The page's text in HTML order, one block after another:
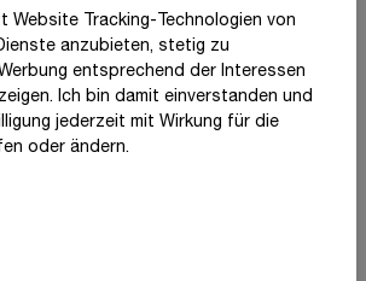
Website Tracking-Technologien von
anzubieten, stetig zu
entsprechend der Interessen
Ich bin damit einverstanden und
jederzeit mit Wirkung für die
oder ändern.